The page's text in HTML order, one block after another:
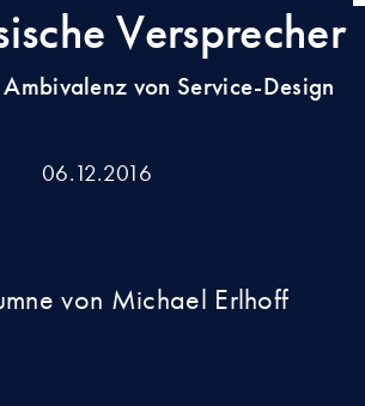
Versprecher
von Service-Design
06.12.2016
von Michael Erlhoff